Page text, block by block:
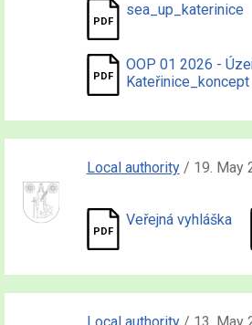
sea_up_katerinice
OOP 01 2026 -
Kateřinice_koncept
Local authority/ 19. May
Veřejná vyhláška